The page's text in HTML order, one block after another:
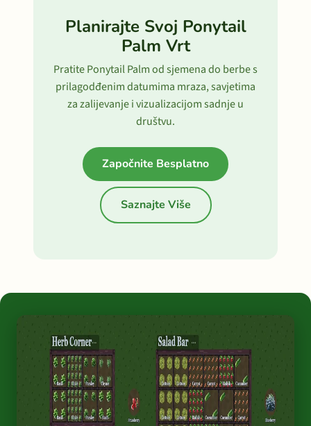
Planirajte Svoj Ponytail
Palm Vrt
Pratite Ponytail Palm od sjemena do berbe s
prilagodđenim datumima mraza, savjetima
za zalijevanje i vizualizacijom sadnje u
društvu.
Započnite Besplatno
Saznajte Više